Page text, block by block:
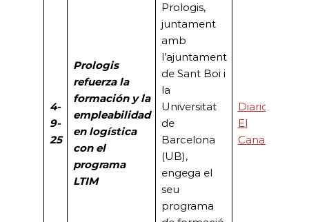
4-
9-
25
Prologis
refuerza la
formación y la
empleabilidad
en logística
con el
programa
LTIM
Prologis,
juntament
amb
l’ajuntament
de Sant Boi i
la
Universitat
de
Barcelona
(UB),
engega el
seu
programa
Diario
El
Canal